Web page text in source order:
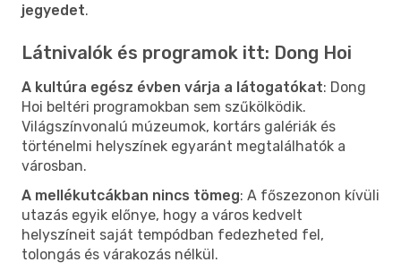
jegyedet.
Látnivalók és programok itt: Dong Hoi
A kultúra egész évben várja a látogatókat: Dong
Hoi beltéri programokban sem szűkölködik.
Világszínvonalú múzeumok, kortárs galériák és
történelmi helyszínek egyaránt megtalálhatók a
városban.
A mellékutcákban nincs tömeg: A főszezonon kívüli
utazás egyik előnye, hogy a város kedvelt
helyszíneit saját tempódban fedezheted fel,
tolongás és várakozás nélkül.